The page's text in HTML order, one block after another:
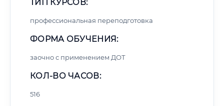
ТИП КУРСОВ:
профессиональная переподготовка
ФОРМА ОБУЧЕНИЯ:
заочно с применением ДОТ
КОЛ-ВО ЧАСОВ:
516